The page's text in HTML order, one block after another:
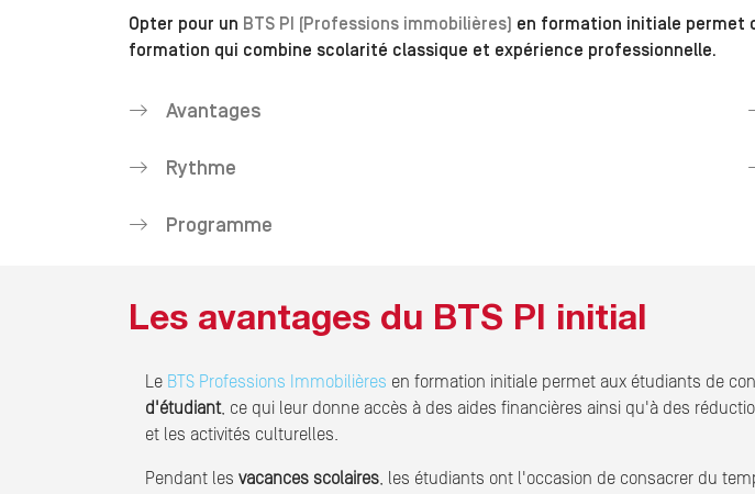
Opter pour un BTS PI (Professions immobilières) en formation initiale permet
formation qui combine scolarité classique et expérience professionnelle.
Avantages
Rythme
Programme
Les avantages du BTS PI initial
Le BTS Professions Immobilières en formation initiale permet aux étudiants de
d'étudiant, ce qui leur donne accès à des aides financières ainsi qu'à des
et les activités culturelles.
Pendant les vacances scolaires, les étudiants ont l'occasion de consacrer du